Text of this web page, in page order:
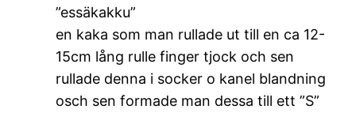
”essäkakku”
en kaka som man rullade ut till en ca 12-
15cm lång rulle finger tjock och sen
rullade denna i socker o kanel blandning
osch sen formade man dessa till ett ”S”